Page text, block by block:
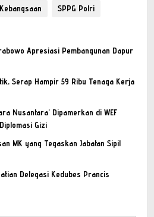
SPPG Polri
Apresiasi Pembangunan Dapur
Serap Hampir 59 Ribu Tenaga Kerja
Nusantara’ Dipamerkan di WEF
Gizi
MK yang Tegaskan Jabatan Sipil
Delegasi Kedubes Prancis